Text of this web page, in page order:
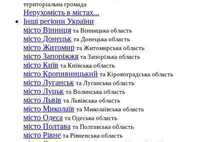
територіальна громада
Нерухомість в містах...
Інші регіони України
місто Вінниця та Вінницька область
місто Донецьк та Донецька область
місто Житомир та Житомирська область
місто Запоріжжя та Запорізька область
місто Київ та Київська область
місто Кропивницький та Кіровоградська область
місто Луганськ та Луганська область
місто Луцьк та Волинська область
місто Львів та Львівська область
місто Миколаїв та Миколаївська область
місто Одеса та Одеська область
місто Полтава та Полтавська область
місто Рівне та Рівненська область